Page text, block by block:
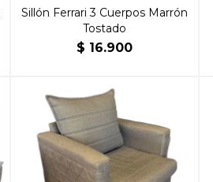
Sillón Ferrari 3 Cuerpos Marrón
Tostado
$ 16.900